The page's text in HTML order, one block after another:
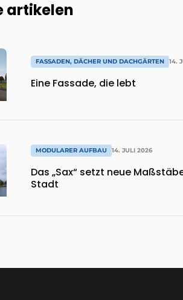
artikelen
FASSADEN, DÄCHER UND DACHGÄRTEN 14.
Eine Fassade, die lebt
MODULARER AUFBAU 14. JULI 2026
Das „Sax“ setzt neue
Stadt